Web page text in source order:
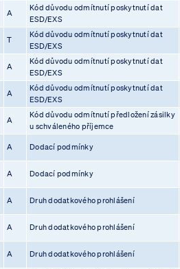
A
Kód důvodu odmítnutí poskytnutí dat
ESD/EXS
T
Kód důvodu odmítnutí poskytnutí dat
ESD/EXS
A
Kód důvodu odmítnutí poskytnutí dat
ESD/EXS
A
Kód důvodu odmítnutí poskytnutí dat
ESD/EXS
A
Kód důvodu odmítnutí předložení zásilky
u schváleného příjemce
A Dodací podmínky
A Dodací podmínky
A Druh dodatkového prohlášení
A Druh dodatkového prohlášení
A Druh dodatkového prohlášení